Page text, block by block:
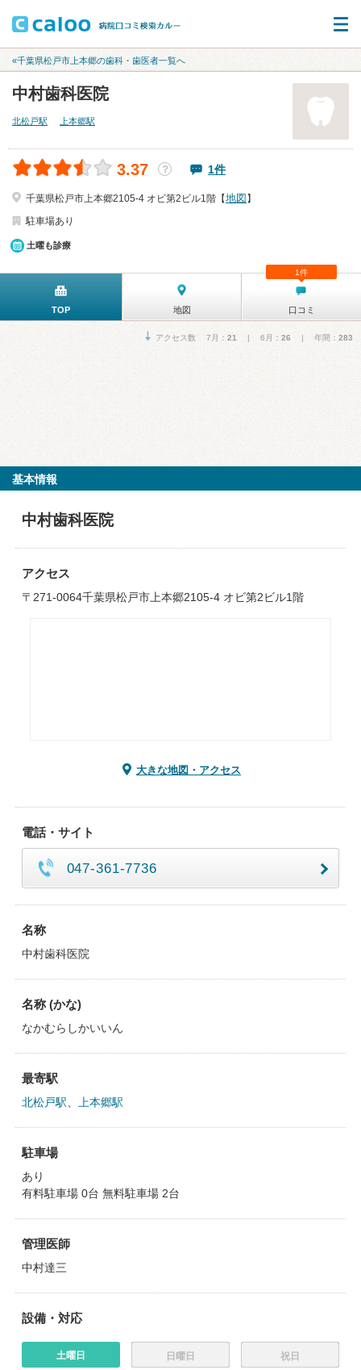
«千葉県松戸市上本郷の歯科・歯医者一覧へ
中村歯科医院
北松戸駅 上本郷駅
3.37 ？ 1件
千葉県松戸市上本郷2105-4 オビ第2ビル1階【地図 】
駐車場あり
土曜も診療
TOP 地図 口コミ
1件
アクセス数 7月： 21 | 6月： 26 | 年間： 283
基本情報
中村歯科医院
アクセス
〒271-0064千葉県松戸市上本郷2105-4 オビ第2ビル1階
大きな地図・アクセス
電話・サイト
047-361-7736
名称
中村歯科医院
名称 (かな)
なかむらしかいいん
最寄駅
北松戸駅 上本郷駅
駐車場
あり
有料駐車場 0台 無料駐車場 2台
管理医師
中村達三
設備・対応
土曜日 日曜日 祝日